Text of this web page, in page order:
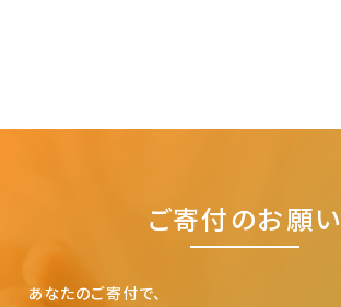
ご寄付のお願い
あなたのご寄付で、